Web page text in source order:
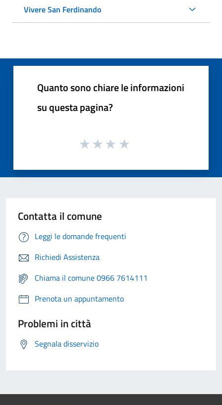
Vivere San Ferdinando
Quanto sono chiare le informazioni
su questa pagina?
Contatta il comune
Leggi le domande frequenti
Richiedi Assistenza
Chiama il comune 0966 7614111
Prenota un appuntamento
Problemi in città
Segnala disservizio